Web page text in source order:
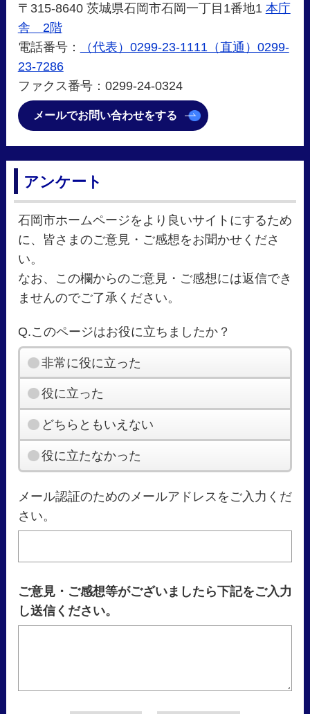
〒315-8640 茨城県石岡市石岡一丁目1番地1 本庁
舎 2階
電話番号：
（代表）0299-23-1111（直通）0299-
23-7286
ファクス番号：0299-24-0324
メールでお問い合わせをする
アンケート
石岡市ホームページをより良いサイトにするため
に、皆さまのご意見・ご感想をお聞かせくださ
い。
なお、この欄からのご意見・ご感想には返信でき
ませんのでご了承ください。
Q.このページはお役に立ちましたか？
非常に役に立った
役に立った
どちらともいえない
役に立たなかった
メール認証のためのメールアドレスをご入力くだ
さい。
ご意見・ご感想等がございましたら下記をご入力
し送信ください。